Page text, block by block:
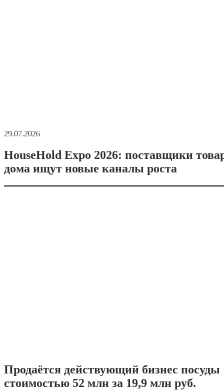
29.07.2026
HouseHold Expo 2026: поставщики
дома ищут новые каналы роста
Продаётся действующий бизнес посуды
стоимостью 52 млн за 19,9 млн руб.